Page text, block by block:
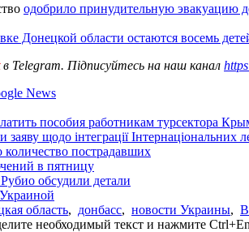
одобрило принудительную эвакуацию
Донецкой области остаются восемь
в Telegram. Підписуйтесь на наш канал
News
пособия работникам турсектора
щодо інтеграції Інтернаціональних
пострадавших
в пятницу
обсудили детали
область, донбасс, новости Украины,
необходимый текст и нажмите